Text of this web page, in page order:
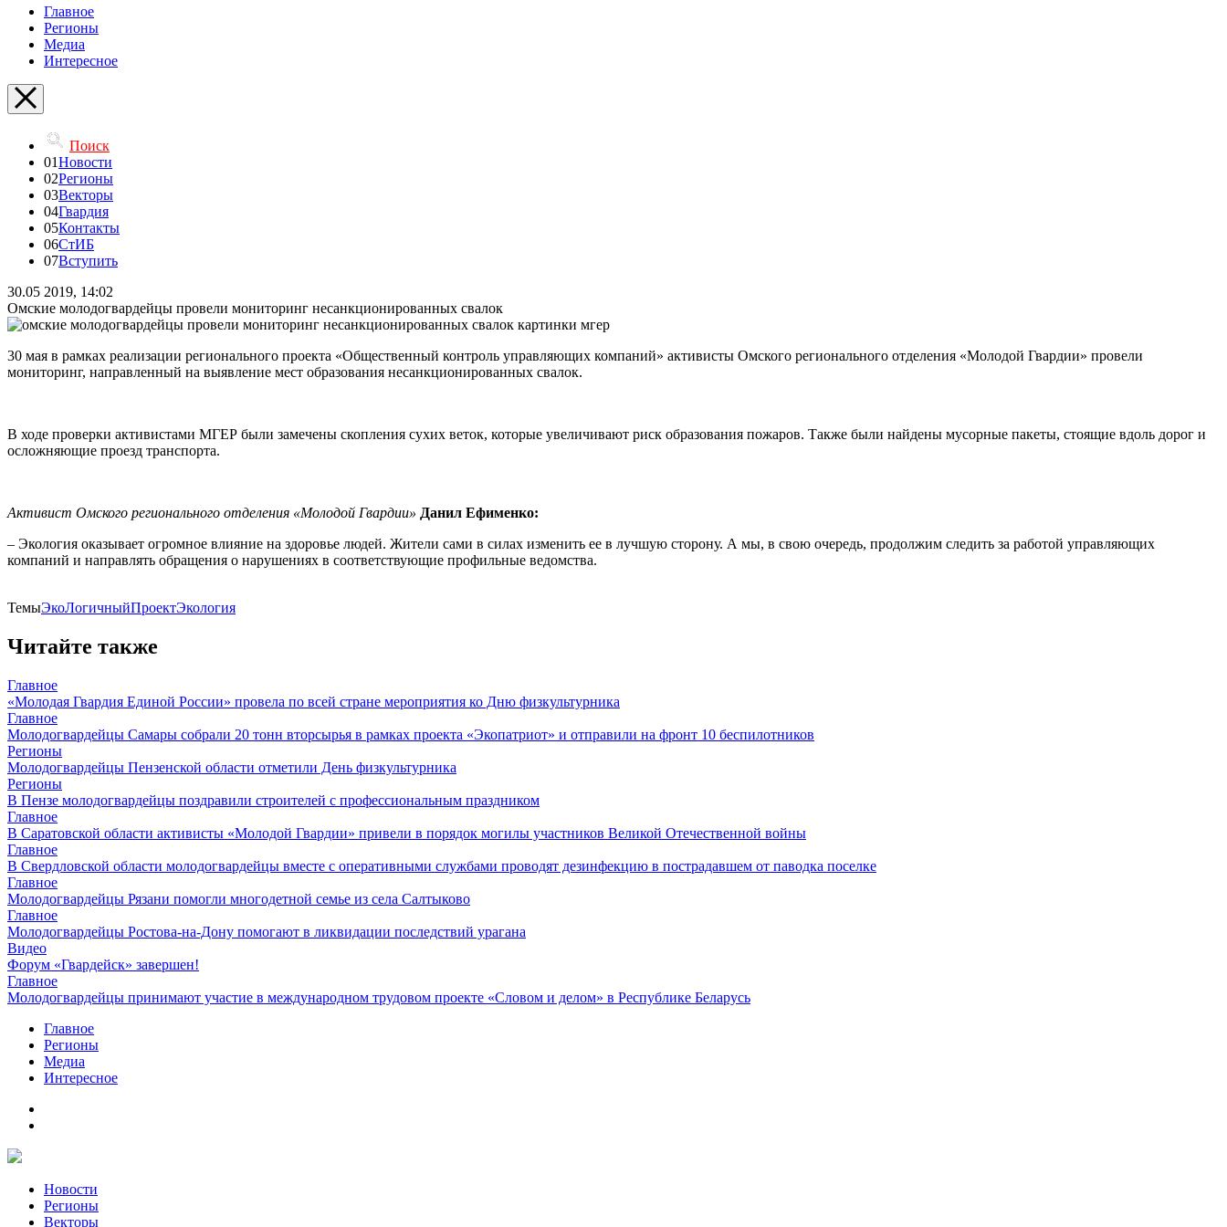
Главное
Регионы
Медиа
Интересное
Поиск
01Новости
02Регионы
03Векторы
04Гвардия
05Контакты
06СтИБ
07Вступить
30.05 2019, 14:02
Омские молодогвардейцы провели мониторинг несанкционированных свалок
30 мая в рамках реализации регионального проекта «Общественный контроль управляющих компаний» активисты Омского регионального отделения «Молодой Гвардии» провели
мониторинг, направленный на выявление мест образования несанкционированных свалок.
В ходе проверки активистами МГЕР были замечены скопления сухих веток, которые увеличивают риск образования пожаров. Также были найдены мусорные пакеты, стоящие вдоль дорог и
осложняющие проезд транспорта.
Активист Омского регионального отделения «Молодой Гвардии» Данил Ефименко:
– Экология оказывает огромное влияние на здоровье людей. Жители сами в силах изменить ее в лучшую сторону. А мы, в свою очередь, продолжим следить за работой управляющих
компаний и направлять обращения о нарушениях в соответствующие профильные ведомства.
ТемыЭкоЛогичныйПроектЭкология
Читайте также
Главное
«Молодая Гвардия Единой России» провела по всей стране мероприятия ко Дню физкультурника
Главное
Молодогвардейцы Самары собрали 20 тонн вторсырья в рамках проекта «Экопатриот» и отправили на фронт 10 беспилотников
Регионы
Молодогвардейцы Пензенской области отметили День физкультурника
Регионы
В Пензе молодогвардейцы поздравили строителей с профессиональным праздником
Главное
В Саратовской области активисты «Молодой Гвардии» привели в порядок могилы участников Великой Отечественной войны
Главное
В Свердловской области молодогвардейцы вместе с оперативными службами проводят дезинфекцию в пострадавшем от паводка поселке
Главное
Молодогвардейцы Рязани помогли многодетной семье из села Салтыково
Главное
Молодогвардейцы Ростова-на-Дону помогают в ликвидации последствий урагана
Видео
Форум «Гвардейск» завершен!
Главное
Молодогвардейцы принимают участие в международном трудовом проекте «Словом и делом» в Республике Беларусь
Главное
Регионы
Медиа
Интересное
Новости
Регионы
Векторы